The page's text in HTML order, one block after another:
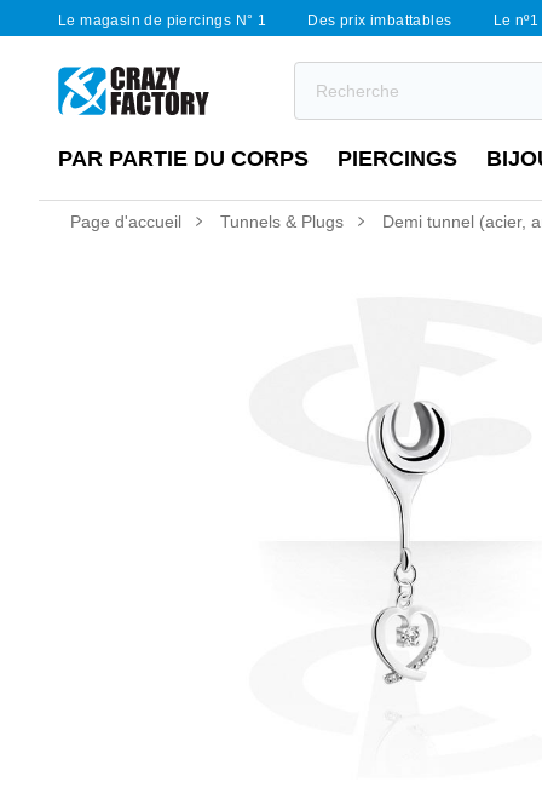
Le magasin de piercings N° 1 Des prix imbattables Le
PAR PARTIE DU CORPS PIERCINGS
Page d'accueil Tunnels & Plugs Demi tunnel (acier,